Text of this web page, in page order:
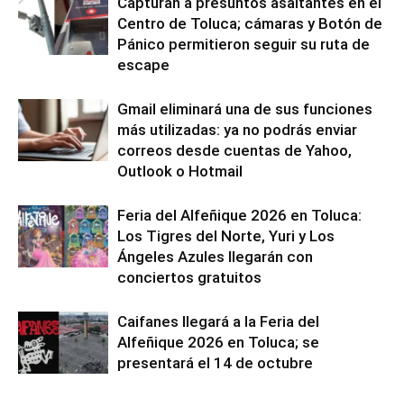
Centro de Toluca; cámaras y Botón de
Pánico permitieron seguir su ruta de
escape
Gmail eliminará una de sus funciones
más utilizadas: ya no podrás enviar
correos desde cuentas de Yahoo,
Outlook o Hotmail
Feria del Alfeñique 2026 en Toluca:
Los Tigres del Norte, Yuri y Los
Ángeles Azules llegarán con
conciertos gratuitos
Caifanes llegará a la Feria del
Alfeñique 2026 en Toluca; se
presentará el 14 de octubre